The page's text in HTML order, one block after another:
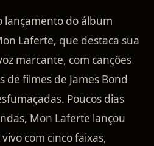
lançamento do álbum
Laferte, que destaca sua
marcante, com canções
de filmes de James Bond
Poucos dias
Mon Laferte lançou
com cinco faixas,